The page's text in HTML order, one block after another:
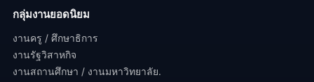
กลุ่มงานยอดนิยม
งานครู / ศึกษาธิการ
งานรัฐวิสาหกิจ
งานสถานศึกษา / งานมหาวิทยาลัย.